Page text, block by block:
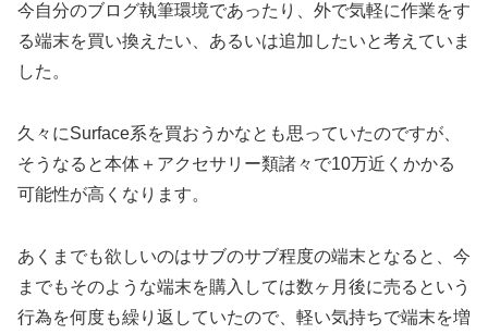
今自分のブログ執筆環境であったり、外で気軽に作業をす
る端末を買い換えたい、あるいは追加したいと考えていま
した。
久々にSurface系を買おうかなとも思っていたのですが、
そうなると本体＋アクセサリー類諸々で10万近くかかる
可能性が高くなります。
あくまでも欲しいのはサブのサブ程度の端末となると、今
までもそのような端末を購入しては数ヶ月後に売るという
行為を何度も繰り返していたので、軽い気持ちで端末を増